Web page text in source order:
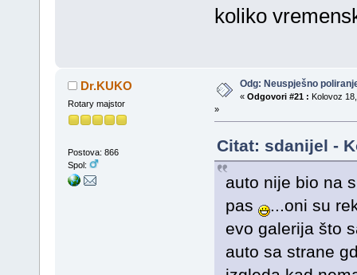
koliko
Dr.KUKO
Rotary majstor
Postova: 866
Spol:
Odg: Neuspješno
« Odgovori #21 : Kolovoz
»
Citat: sdanijel -
auto nije bio na
pas
...oni su
evo galerija što
auto sa strane